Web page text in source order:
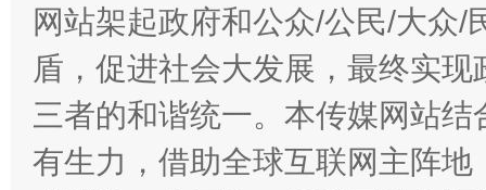
网站架起政府和公众/公民/大众
盾，促进社会大发展，最终实
三者的和谐统一。本传媒网站
有生力，借助全球互联网主阵